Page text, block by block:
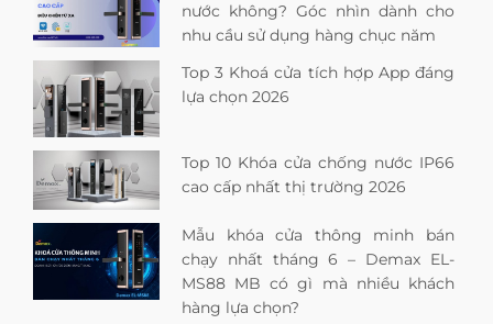
nước không? Góc nhìn dành cho
nhu cầu sử dụng hàng chục năm
Top 3 Khoá cửa tích hợp App đáng
lựa chọn 2026
Top 10 Khóa cửa chống nước IP66
cao cấp nhất thị trường 2026
Mẫu khóa cửa thông minh bán
chạy nhất tháng 6 – Demax EL-
MS88 MB có gì mà nhiều khách
hàng lựa chọn?